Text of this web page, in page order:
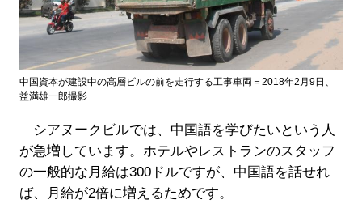
中国資本が建設中の高層ビルの前を走行する工事車両＝2018年2月9日、
益満雄一郎撮影
シアヌークビルでは、中国語を学びたいという人
が急増しています。ホテルやレストランのスタッフ
の一般的な月給は300ドルですが、中国語を話せれ
ば、月給が2倍に増えるためです。